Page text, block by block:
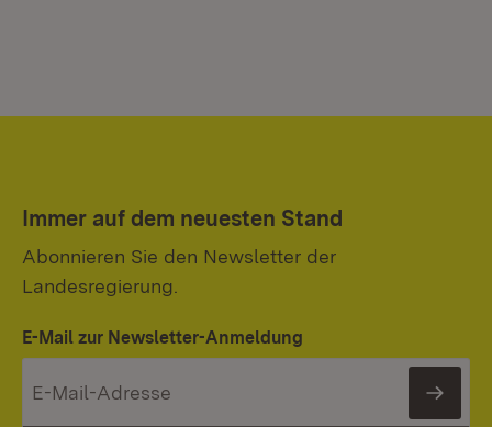
Immer auf dem neuesten Stand
Abonnieren Sie den Newsletter der
Landesregierung.
E-Mail zur Newsletter-Anmeldung